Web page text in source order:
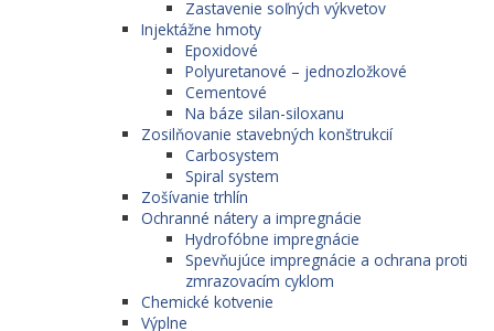
Zastavenie soľných výkvetov
Injektážne hmoty
Epoxidové
Polyuretanové – jednozložkové
Cementové
Na báze silan-siloxanu
Zosilňovanie stavebných konštrukcií
Carbosystem
Spiral system
Zošívanie trhlín
Ochranné nátery a impregnácie
Hydrofóbne impregnácie
Spevňujúce impregnácie a ochrana proti
zmrazovacím cyklom
Chemické kotvenie
Výplne